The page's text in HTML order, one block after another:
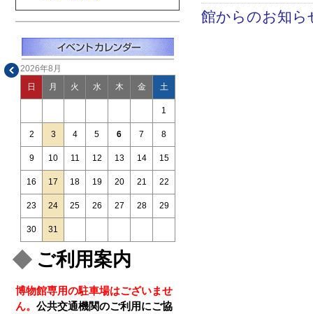
2026年8月
日 月 火 水 木 金 土
1
2 3 4 5 6 7 8
9 10 11 12 13 14 15
16 17 18 19 20 21 22
23 24 25 26 27 28 29
30 31
ご利用案内
博物館専用の駐車場はございませ
ん。 公共交通機関のご利用にご協
館からのお知ら